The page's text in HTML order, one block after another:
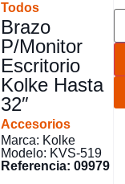
Todos
Brazo
P/Monitor
Escritorio
Kolke Hasta
32″
Accesorios
Marca: Kolke
Modelo: KVS-519
Referencia: 09979